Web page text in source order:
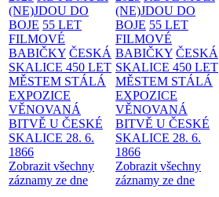
(NE)JDOU DO
BOJE 55 LET
FILMOVÉ
BABIČKY ČESKÁ
SKALICE 450 LET
MĚSTEM STÁLÁ
EXPOZICE
VĚNOVANÁ
BITVĚ U ČESKÉ
SKALICE 28. 6.
1866
Zobrazit všechny
záznamy ze dne
(NE)JDOU DO
BOJE 55 LET
FILMOVÉ
BABIČKY ČESKÁ
SKALICE 450 LET
MĚSTEM STÁLÁ
EXPOZICE
VĚNOVANÁ
BITVĚ U ČESKÉ
SKALICE 28. 6.
1866
Zobrazit všechny
záznamy ze dne